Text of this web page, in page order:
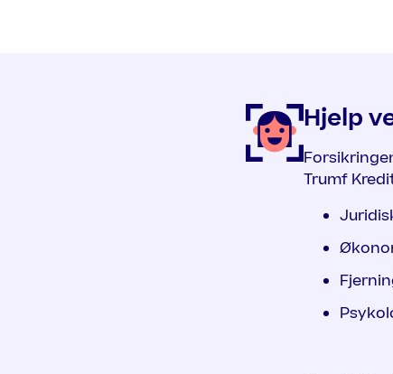
Hjelp
Trumf